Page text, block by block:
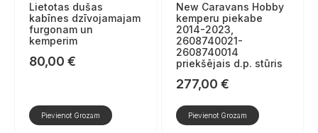
Lietotas dušas
kabīnes dzīvojamajam
furgonam un
kemperim
80,00 €
Pievienot Grozam
New Caravans Hobby
kemperu piekabe
2014-2023,
2608740021-
2608740014
priekšējais d.p. stūris
277,00 €
Pievienot Grozam